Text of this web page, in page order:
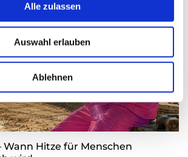
Alle zulassen
Auswahl erlauben
Ablehnen
Wann Hitze für Menschen